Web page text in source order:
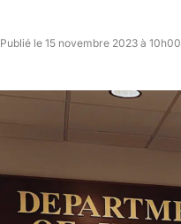
Publié le 15 novembre 2023 à 10h00